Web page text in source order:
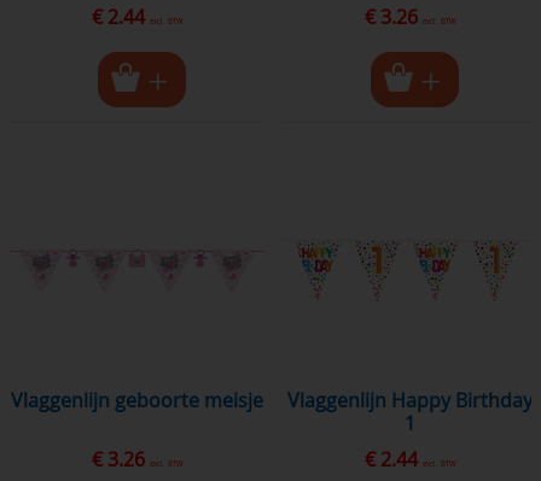
€ 2.44 excl. BTW
€ 3.26 excl. BTW
vlaggenlijn geboorte meisje
€ 3.26 excl. BTW
vlaggenlijn Happy Birthday
1
€ 2.44 excl. BTW